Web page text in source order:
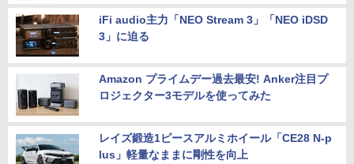
iFi audio主力「NEO Stream 3」「NEO iDSD
3」に迫る
Amazon プライムデー過去最安! Anker注目プ
ロジェクター3モデルを使ってみた
レイズ鍛造1ピースアルミホイール「CE28 N-p
lus」軽量なままに剛性を向上